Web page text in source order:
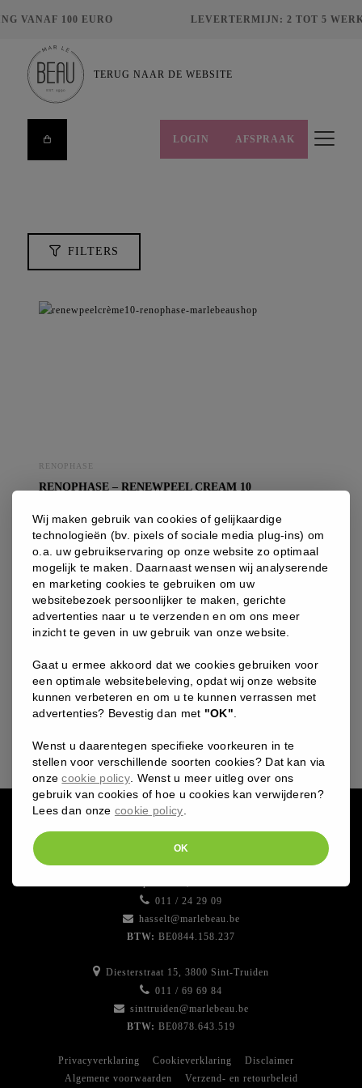
VANAF 100 EURO LEVERTERMIJN: 2 TOT 5
TERUG NAAR DE WEBSITE
LOGIN AFSPRAAK
FILTERS
ZOEKEN
FILTERS
PRIJS
8,00
RENOPHASE
RENOPHASE – RENEWPEEL CREAM 10
exfoliant die dagelijks het vernieuwde vermogen stimuleert
van de opperhuid waardoor u terug een stralende huid krijgt.
97,00€
-
RENEWPEEL
Cream
10
011 / 24 29 09
hasselt@marlebeau.be
BTW: BE0844.158.237
Diesterstraat 15, 3800 Sint-Truiden
011 / 69 69 84
sinttruiden@marlebeau.be
BTW: BE0878.643.519
Privacyverklaring Cookieverklaring
Disclaimer
Algemene voorwaarden
Verzend- en retourbeleid
Wij maken gebruik van cookies of gelijkaardige
technologieën (bv. pixels of sociale media plug-ins) om
o.a. uw gebruikservaring op onze website zo optimaal
mogelijk te maken. Daarnaast wensen wij analyserende
en marketing cookies te gebruiken om uw
websitebezoek persoonlijker te maken, gerichte
advertenties naar u te verzenden en om ons meer
inzicht te geven in uw gebruik van onze website.
Gaat u ermee akkoord dat we cookies gebruiken voor
een optimale websitebeleving, opdat wij onze website
kunnen verbeteren en om u te kunnen verrassen met
advertenties? Bevestig dan met "OK"
Wenst u daarentegen specifieke voorkeuren in te
stellen voor verschillende soorten cookies? Dat kan via
onzecookie policy . Wenst u meer uitleg over ons
gebruik van cookies of hoe u cookies kan verwijderen?
Lees dan onze cookie policy
OK